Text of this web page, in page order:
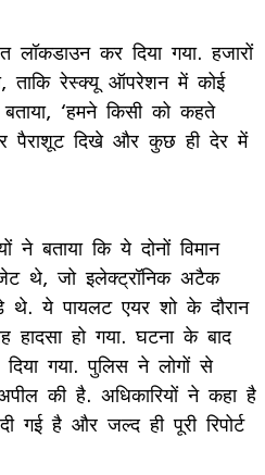
कर दिया गया. हजारों
ताकि रेस्क्यू ऑपरेशन में कोई
‘हमने किसी को कहते
पैराशूट दिखे और कुछ ही देर में
ने बताया कि ये दोनों विमान
थे, जो इलेक्ट्रॉनिक अटैक
ये पायलट एयर शो के दौरान
हो गया. घटना के बाद
गया. पुलिस ने लोगों से
की है. अधिकारियों ने कहा है
है और जल्द ही पूरी रिपोर्ट